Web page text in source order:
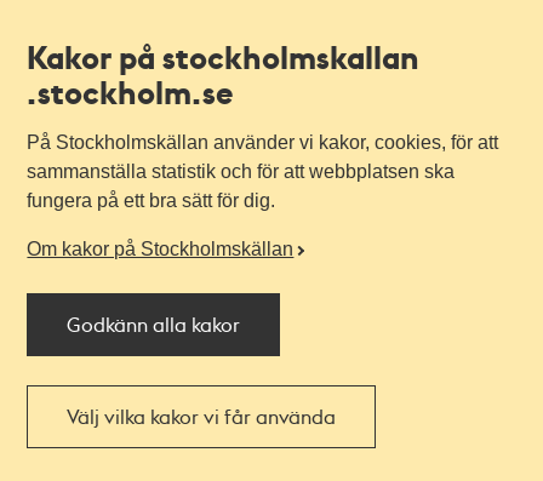
Kakor på stockholmskallan
.stockholm.se
På Stockholmskällan använder vi kakor, cookies, för att
sammanställa statistik och för att webbplatsen ska
fungera på ett bra sätt för dig.
Om kakor på Stockholmskällan
Godkänn alla kakor
Välj vilka kakor vi får använda